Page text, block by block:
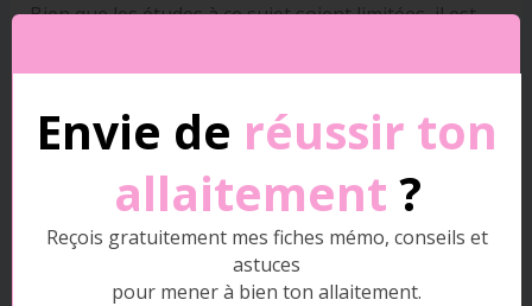
Bien que les études à ce sujet soient limitées, il est
sûres ou d’attendre la fin de l’allaitement pour se
faire tatouer.
Envie de réussir ton
allaitement ?
Reçois gratuitement mes fiches mémo, conseils et
astuces
pour mener à bien ton allaitement.